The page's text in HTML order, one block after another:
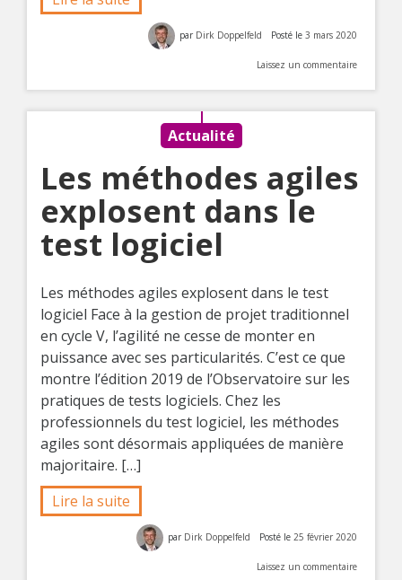
par Dirk Doppelfeld Posté le 3 mars 2020
Laissez un commentaire
Actualité
Les méthodes agiles
explosent dans le
test logiciel
Les méthodes agiles explosent dans le test
logiciel Face à la gestion de projet traditionnel
en cycle V, l’agilité ne cesse de monter en
puissance avec ses particularités. C’est ce que
montre l’édition 2019 de l’Observatoire sur les
pratiques de tests logiciels. Chez les
professionnels du test logiciel, les méthodes
agiles sont désormais appliquées de manière
majoritaire. […]
Lire la suite
par Dirk Doppelfeld Posté le 25 février 2020
Laissez un commentaire